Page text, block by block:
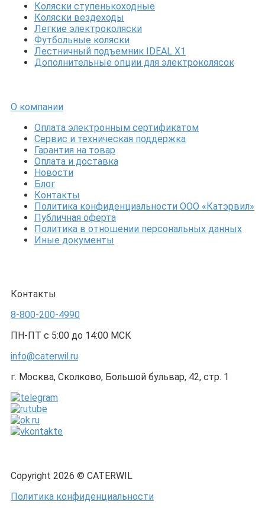
Коляски ступенькоходные
Коляски вездеходы
Легкие электроколяски
Футбольные коляски
Лестничный подъемник IDEAL X1
Дополнительные опции для электроколясок
О компании
Оплата электронным сертификатом
Сервис и техническая поддержка
Гарантия на товар
Оплата и доставка
Новости
Блог
Контакты
Политика конфиденциальности ООО «Катэрвил»
Публичная оферта
Политика в отношении персональных данных
Иные документы
Контакты
8-800-200-4990
ПН-ПТ с 5:00 до 14:00 МСК
info@caterwil.ru
г. Москва, Сколково, Большой бульвар, 42, стр. 1
Copyright 2026 © CATERWIL
Политика конфиденциальности